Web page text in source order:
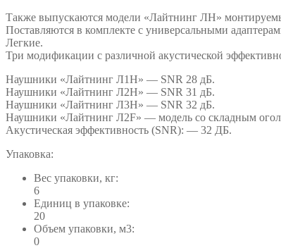
Также выпускаются модели «Лайтнинг ЛН»
Поставляются в комплекте с универсальными
Легкие.
Три модификации с различной акустической
Наушники «Лайтнинг Л1Н» — SNR 28 дБ.
Наушники «Лайтнинг Л2Н» — SNR 31 дБ.
Наушники «Лайтнинг Л3Н» — SNR 32 дБ.
Наушники «Лайтнинг Л2F» — модель со складным
Акустическая эффективность (SNR): — 32 ДБ.
Упаковка:
Вес упаковки, кг:
6
Единиц в упаковке:
20
Объем упаковки, м3:
0